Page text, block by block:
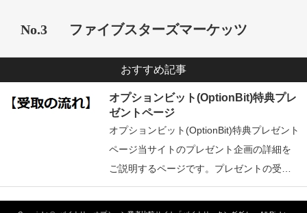
No.3 ファイブスターズマーケッツ
おすすめ記事
オプションビット(OptionBit)特典プレ
ゼントページ
オプションビット(OptionBit)特典プレゼント
ページ当サイトのプレゼント企画の詳細を
ご説明するページです。プレゼントの受…